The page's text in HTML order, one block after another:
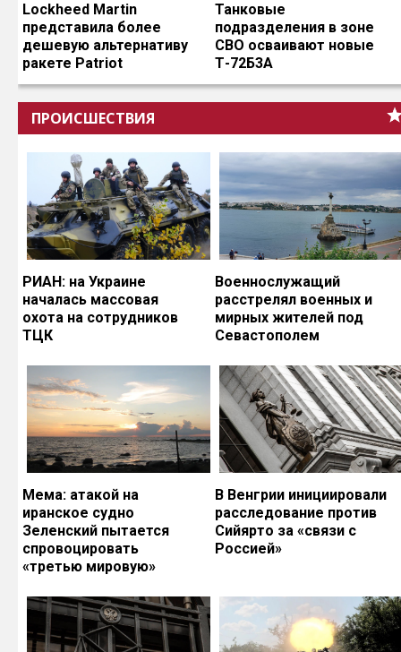
Lockheed Martin
представила более
дешевую альтернативу
ракете Patriot
Танковые
подразделения в зоне
СВО осваивают новые
Т-72Б3А
ПРОИСШЕСТВИЯ
РИАН: на Украине
началась массовая
охота на сотрудников
ТЦК
Военнослужащий
расстрелял военных и
мирных жителей под
Севастополем
Мема: атакой на
иранское судно
Зеленский пытается
спровоцировать
«третью мировую»
В Венгрии инициировали
расследование против
Сийярто за «связи с
Россией»